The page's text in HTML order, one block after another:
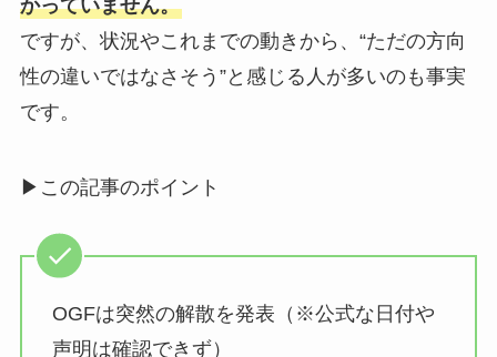
かっていません。
ですが、状況やこれまでの動きから、“ただの方向
性の違いではなさそう”と感じる人が多いのも事実
です。
▶︎この記事のポイント
OGFは突然の解散を発表（※公式な日付や
声明は確認できず）